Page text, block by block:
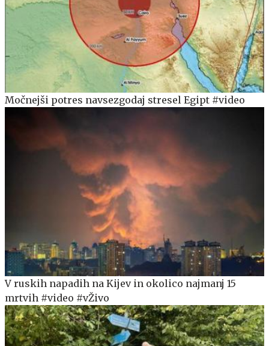
Močnejši potres navsezgodaj stresel Egipt #video
V ruskih napadih na Kijev in okolico najmanj 15
mrtvih #video #vŽivo